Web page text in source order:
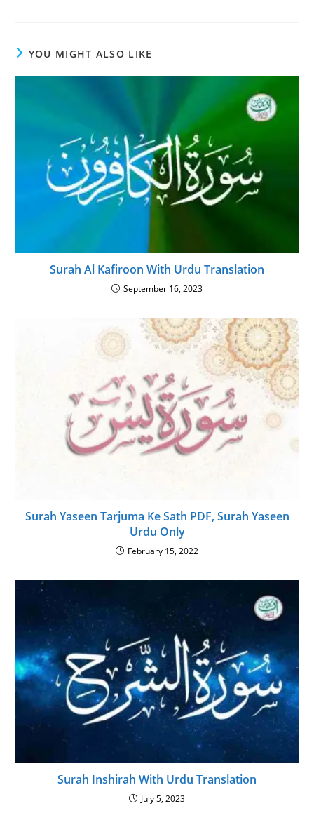
YOU MIGHT ALSO LIKE
Surah Al Kafiroon With Urdu Translation
September 16, 2023
Surah Yaseen Tarjuma Ke Sath PDF, Surah Yaseen
Urdu Only
February 15, 2022
Surah Inshirah With Urdu Translation
July 5, 2023